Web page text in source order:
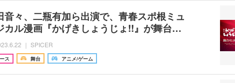
音々、二瓶有加ら出演で、青春スポ根ミュ
カル漫画『かげきしょうじょ!!』が舞台…
｜ SPICER
ス 舞台 アニメ/ゲーム